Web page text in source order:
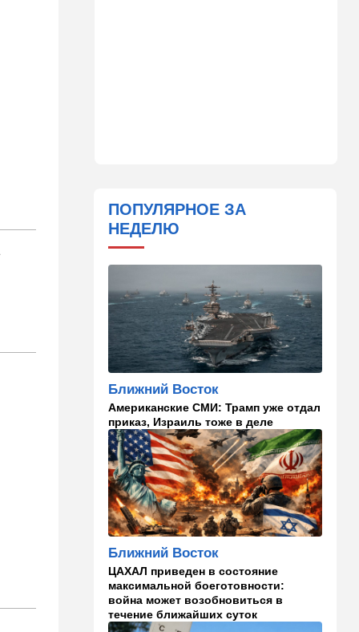
WP: один вопрос Трампа
поставил Хегсета в крайне
неудобное положение
01:30 Точка вкуса
Средиземноморская диета
оказалась полезна не только
для сердца
01:03 Израиль
Погода в Израиле на
некоторых районах
температура понизится
23:57 Мнения
Война на износ
23:12 Новости Украины
Квартиры, ремонт и
Mercedes: экс-посла
подозревают в незаконном
обогащении
22:29 Ближний Восток
МИД Ирана: По Ормузскому
ПОПУЛЯРНОЕ ЗА
НЕДЕЛЮ
Ближний Восток
Американские СМИ: Трамп уже отдал
приказ, Израиль тоже в деле
Ближний Восток
ЦАХАЛ приведен в состояние
максимальной боеготовности:
война может возобновиться в
течение ближайших суток